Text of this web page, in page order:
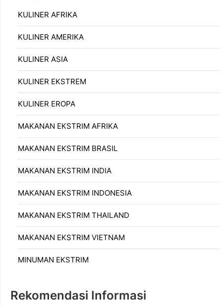
KULINER AFRIKA
KULINER AMERIKA
KULINER ASIA
KULINER EKSTREM
KULINER EROPA
MAKANAN EKSTRIM AFRIKA
MAKANAN EKSTRIM BRASIL
MAKANAN EKSTRIM INDIA
MAKANAN EKSTRIM INDONESIA
MAKANAN EKSTRIM THAILAND
MAKANAN EKSTRIM VIETNAM
MINUMAN EKSTRIM
Rekomendasi Informasi